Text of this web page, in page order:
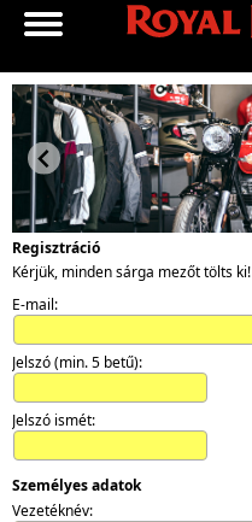
Regisztráció
Kérjük, minden sárga mezőt tölts ki!
E-mail:
Jelszó (min. 5 betű):
Jelszó ismét:
Személyes adatok
Vezetéknév: